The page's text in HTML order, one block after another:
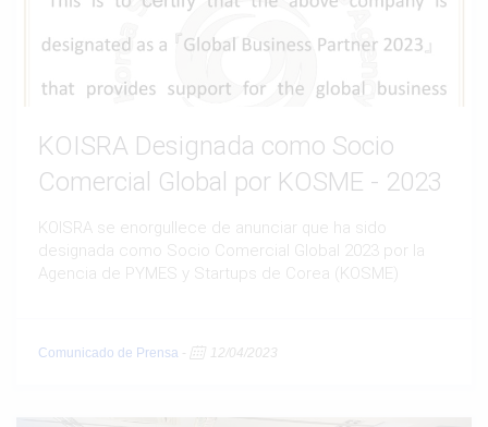
KOISRA Designada como Socio
Comercial Global por KOSME - 2023
KOISRA se enorgullece de anunciar que ha sido
designada como Socio Comercial Global 2023 por la
Agencia de PYMES y Startups de Corea (KOSME)
Comunicado de Prensa - 12/04/2023